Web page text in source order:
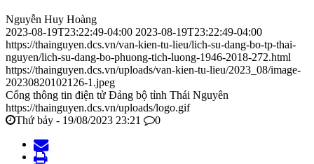
Nguyễn Huy Hoàng
2023-08-19T23:22:49-04:00 2023-08-19T23:22:49-04:00
https://thainguyen.dcs.vn/van-kien-tu-lieu/lich-su-dang-bo-tp-thai-
nguyen/lich-su-dang-bo-phuong-tich-luong-1946-2018-272.html
https://thainguyen.dcs.vn/uploads/van-kien-tu-lieu/2023_08/image-
20230820102126-1.jpeg
Cổng thông tin điện tử Đảng bộ tỉnh Thái Nguyên
https://thainguyen.dcs.vn/uploads/logo.gif
Thứ bảy - 19/08/2023 23:21
0